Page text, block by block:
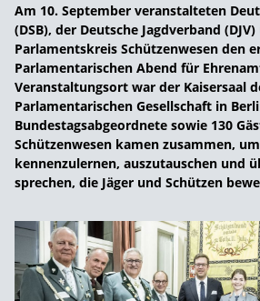
Am 10. September veranstalteten
(DSB), der Deutsche Jagdverband
Parlamentskreis Schützenwesen den
Parlamentarischen Abend für
Veranstaltungsort war der Kaisersaal
Parlamentarischen Gesellschaft in
Bundestagsabgeordnete sowie 130
Schützenwesen kamen zusammen,
kennenzulernen, auszutauschen und
sprechen, die Jäger und Schützen